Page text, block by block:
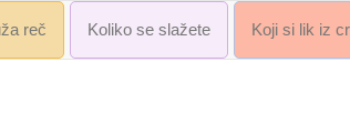
reč Koliko se slažete Koji si lik iz